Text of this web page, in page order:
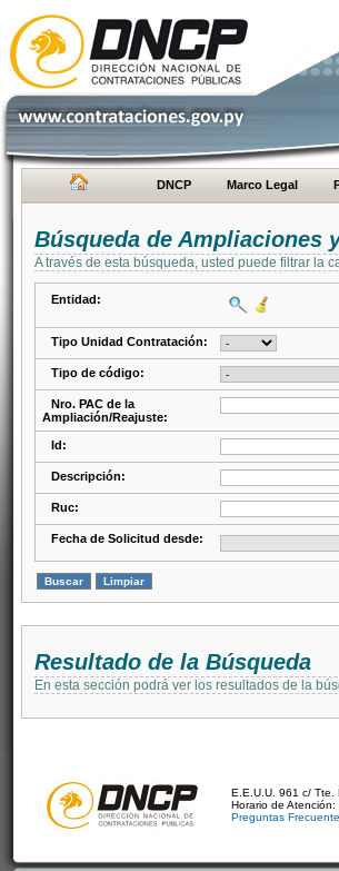
DNCP Marco Legal
Búsqueda de Ampliaciones
A través de esta búsqueda, usted puede filtrar la
Entidad:
Tipo Unidad Contratación:
Tipo de código:
Nro. PAC de la
Ampliación/Reajuste:
Id:
Descripción:
Ruc:
Fecha de Solicitud desde:
Resultado de la Búsqueda
En esta sección podrá ver los resultados de la
E.E.U.U. 961 c/ Tte.
Horario de
Preguntas